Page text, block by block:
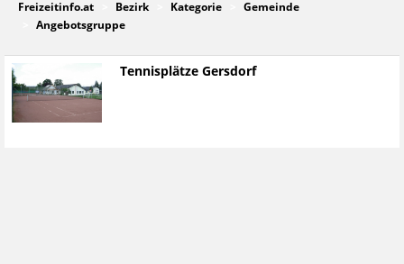
Freizeitinfo.at Bezirk Kategorie
Gemeinde
Angebotsgruppe
Tennisplätze Gersdorf